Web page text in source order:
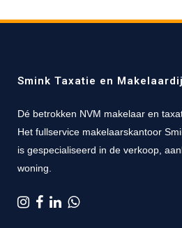
Smink Taxatie en Makelaardij
Dé betrokken NVM makelaar en
Het fullservice makelaarskantoor
is gespecialiseerd in de verkoop,
woning.